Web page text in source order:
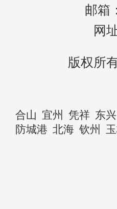
邮箱
网
版权所
合山 宜州 凭祥 东兴
防城港 北海 钦州